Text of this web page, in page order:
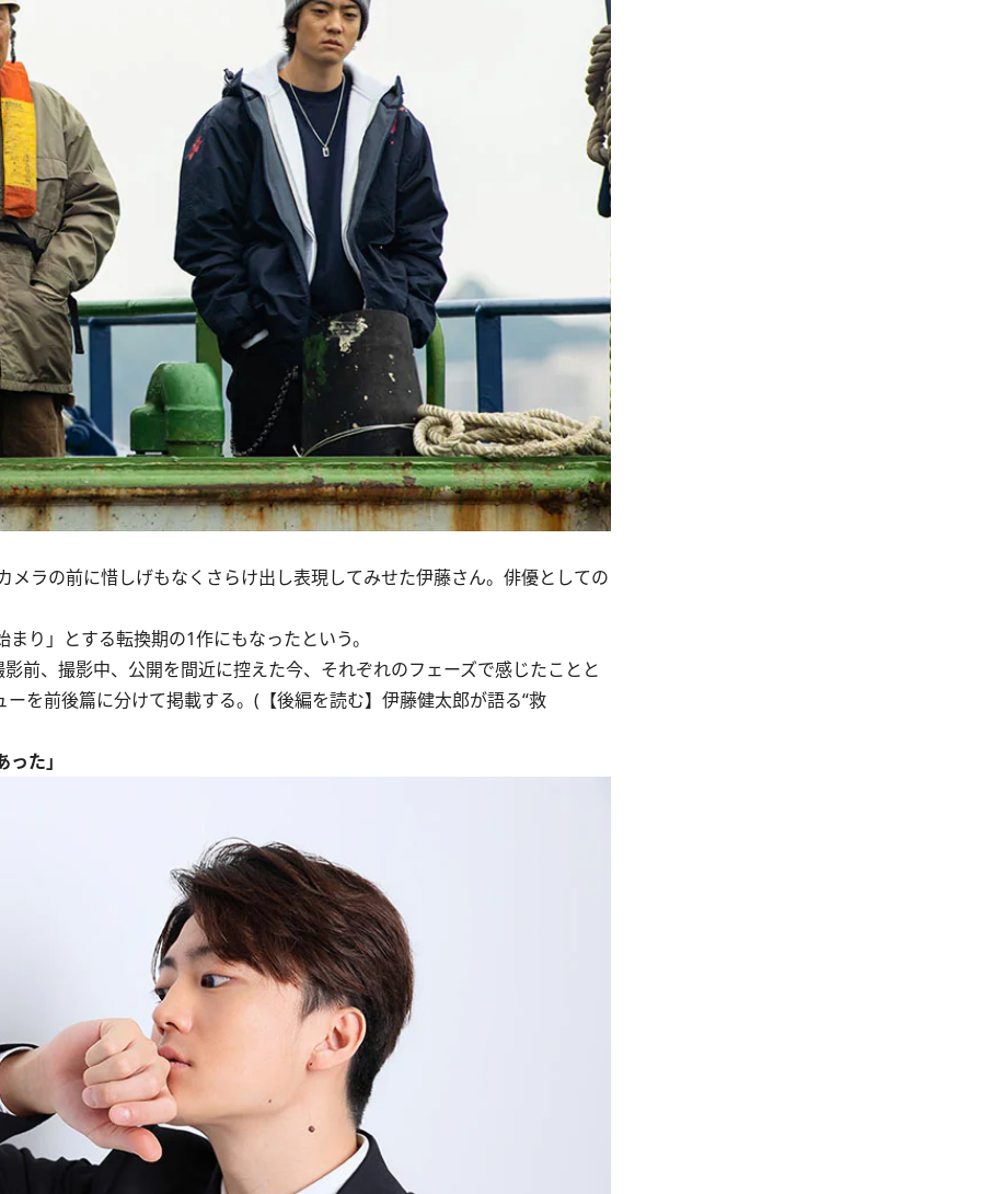
ラの前に惜しげもなくさらけ出し表現してみせた伊藤さん。俳優としての
り」とする転換期の1作にもなったという。
、撮影中、公開を間近に控えた今、それぞれのフェーズで感じたことと
を前後篇に分けて掲載する。 ( 【後編を読む】伊藤健太郎が語る“救
た」